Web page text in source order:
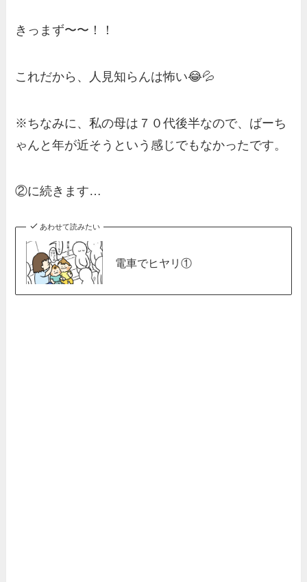
きっまず〜〜！！
これだから、人見知らんは怖い😂💦
※ちなみに、私の母は７０代後半なので、ばーち
ゃんと年が近そうという感じでもなかったです。
②に続きます…
あわせて読みたい
電車でヒヤリ①